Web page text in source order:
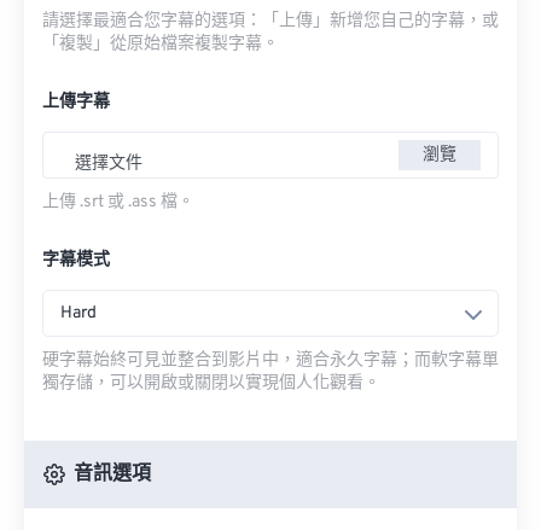
請選擇最適合您字幕的選項：「上傳」新增您自己的字幕，或
「複製」從原始檔案複製字幕。
上傳字幕
選擇文件 瀏覽
上傳 .srt 或 .ass 檔。
字幕模式
Hard
硬字幕始終可見並整合到影片中，適合永久字幕；而軟字幕單
獨存儲，可以開啟或關閉以實現個人化觀看。
音訊選項